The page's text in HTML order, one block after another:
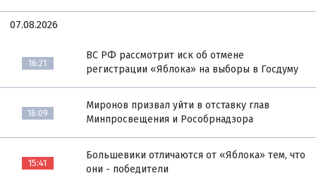
07.08.2026
16:21
ВС РФ рассмотрит иск об отмене
регистрации «Яблока» на выборы в Госдуму
16:09
Миронов призвал уйти в отставку глав
Минпросвещения и Рособрнадзора
15:41
Большевики отличаются от «Яблока» тем, что
они - победители